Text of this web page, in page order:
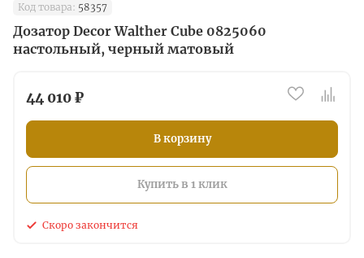
Код товара: 58357
Дозатор Decor Walther Cube 0825060
настольный, черный матовый
44 010 ₽
В корзину
Купить в 1 клик
Скоро закончится